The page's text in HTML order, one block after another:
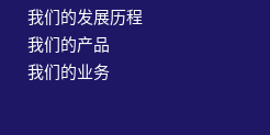
我们的发展历程
我们的产品
我们的业务